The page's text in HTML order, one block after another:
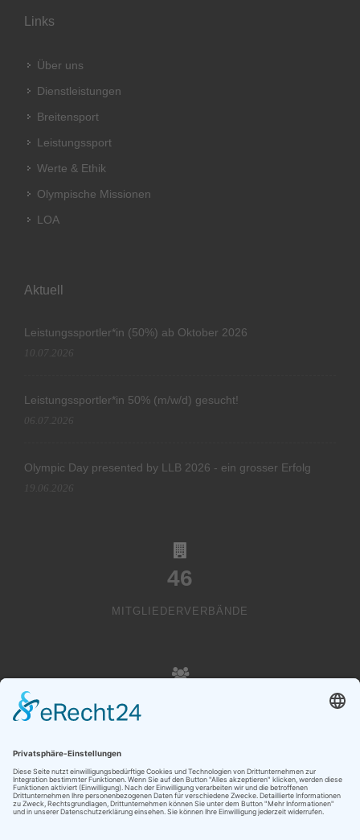
Links
Über uns
Dienstleistungen
Breitensport
Leistungssport
Werte & Ethik
Olympische Missionen
LOA
Aktuell
Leistungssportler*in (50%) ab Oktober 2026
10.07.2026
Leistungssportler*in 50% (m/w/d) gesucht!
06.07.2026
Olympic Day presented by LLB 2026 - ein grosser Erfolg
19.06.2026
46
MITGLIEDERVERBÄNDE